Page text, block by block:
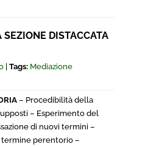
DISTACCATA
Tags: Mediazione
– Procedibilità della
– Esperimento del
di nuovi termini –
perentorio –